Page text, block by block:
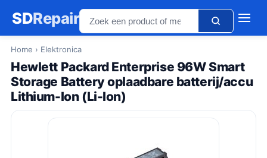
SDRepair
Home › Elektronica
Hewlett Packard Enterprise 96W Smart
Storage Battery oplaadbare batterij/accu
Lithium-Ion (Li-Ion)